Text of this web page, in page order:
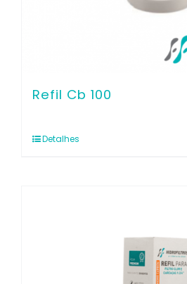
Refil Cb 100
Detalhes